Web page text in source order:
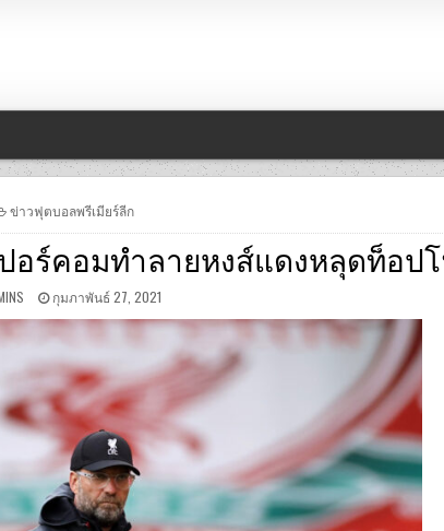
POSTED
ข่าวฟุตบอลพรีเมียร์ลีก
อร์คอมทำลายหงส์แดงหลุดท็อป
กุมภาพันธ์ 27, 2021